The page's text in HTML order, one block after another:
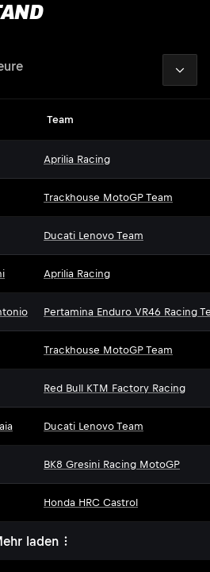
Team
Aprilia Racing
Trackhouse MotoGP Team
Ducati Lenovo Team
Aprilia Racing
Pertamina Enduro VR46 Racing
Trackhouse MotoGP Team
Red Bull KTM Factory Racing
Ducati Lenovo Team
BK8 Gresini Racing MotoGP
Honda HRC Castrol
laden